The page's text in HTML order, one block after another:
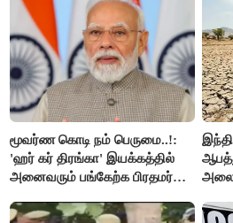
மூவர்ண கொடி நம் பெருமை..!:
'ஹர் கர் திரங்கா' இயக்கத்தில்
அனைவரும் பங்கேற்க பிரதமர்
அலை